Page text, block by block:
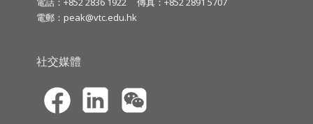
電郵： peak@vtc.edu.hk
社交媒體